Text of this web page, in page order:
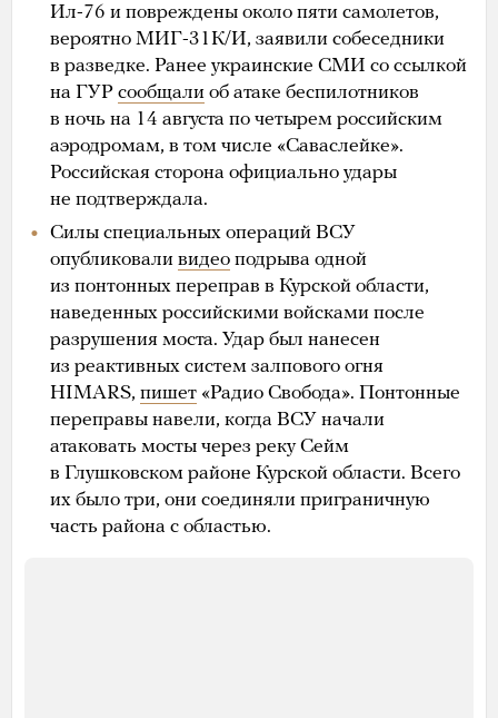
Ил-76 и повреждены около пяти самолетов,
вероятно МИГ-31К/И, заявили собеседники
в разведке. Ранее украинские СМИ со ссылкой
на ГУР сообщали об атаке беспилотников
в ночь на 14 августа по четырем российским
аэродромам, в том числе «Саваслейке».
Российская сторона официально удары
не подтверждала.
Силы специальных операций ВСУ
опубликовали видео подрыва одной
из понтонных переправ в Курской области,
наведенных российскими войсками после
разрушения моста. Удар был нанесен
из реактивных систем залпового огня
HIMARS, пишет «Радио Свобода». Понтонные
переправы навели, когда ВСУ начали
атаковать мосты через реку Сейм
в Глушковском районе Курской области. Всего
их было три, они соединяли приграничную
часть района с областью.